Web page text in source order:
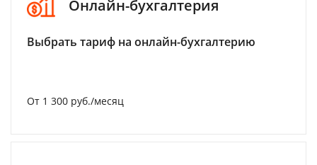
Онлайн-бухгалтерия
Выбрать тариф на онлайн-бухгалтерию
От 1 300 руб./месяц